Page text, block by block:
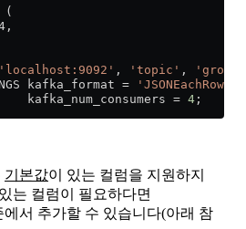
(
'localhost:9092' , 'topic' ,
kafka_format
= 'JSONEachRow'
kafka_num_consumers
= 4 ;
기본값이 있는 컬럼을 지원하지
는 컬럼이 필요하다면
에서 추가할 수 있습니다(아래 참